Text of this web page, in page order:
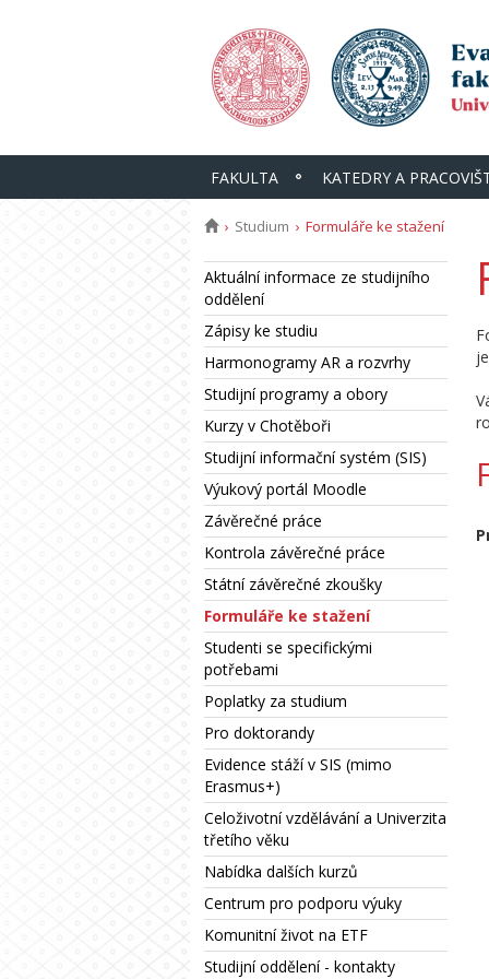
FAKULTA KATEDRY A
Studium Formuláře ke stažení
Aktuální informace ze studijního
oddělení
Zápisy ke studiu
Harmonogramy AR a rozvrhy
Studijní programy a obory
Kurzy v Chotěboři
Studijní informační systém (SIS)
Výukový portál Moodle
Závěrečné práce
Kontrola závěrečné práce
Státní závěrečné zkoušky
Formuláře ke stažení
Studenti se specifickými
potřebami
Poplatky za studium
Pro doktorandy
Evidence stáží v SIS (mimo
Erasmus+)
Celoživotní vzdělávání a Univerzita
třetího věku
Nabídka dalších kurzů
Centrum pro podporu výuky
Komunitní život na ETF
Studijní oddělení - kontakty